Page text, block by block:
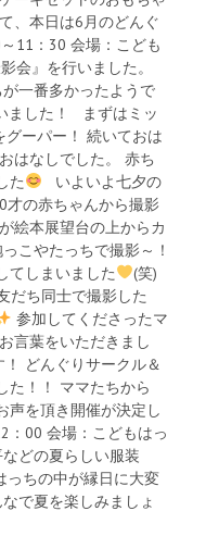
、本日は6月のどんぐ
11：30 会場：こども
会』を行いました。
一番多かったようで
ました！ まずはミッ
ーパー！ 続いておは
はなしでした。 赤ち
た
いよいよ七夕の
才の赤ちゃんから撮影
絵本展望台の上からカ
こやたっちで撮影～！
てしまいました
(笑)
だち同士で撮影した
参加してくださったマ
言葉をいただきまし
どんぐりサークル＆
た！！ ママたちから
声を頂き開催が決定し
00 会場：こどもはっ
どの夏らしい服装
っちの中が縁日に大変
で夏を楽しみましょ